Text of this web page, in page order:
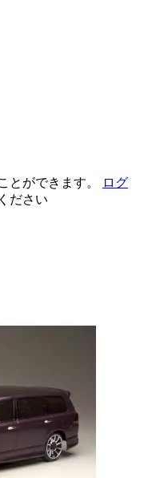
とができます。
ログ
ださい